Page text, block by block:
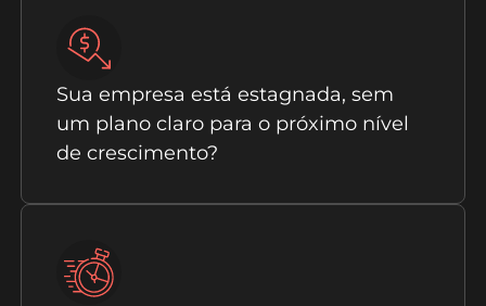
Sua empresa está estagnada, sem
um plano claro para o próximo nível
de crescimento?